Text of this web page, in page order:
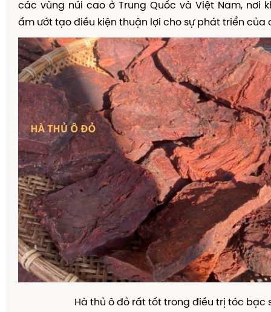
Kiến Thức Về Tam Thất
Kiến Thức Về Tiểu Đường
Kiến Thức Về Dầu Gội Thảo Dược
Kiến Thức Về Máy Lọc Không Khí
Nấm Lưỡi
các vùng núi cao ở Trung Quốc và Việt Nam, nơi
ẩm ướt tạo điều kiện thuận lợi cho sự phát triển của
Hà thủ ô đỏ rất tốt trong điều trị tóc bạc